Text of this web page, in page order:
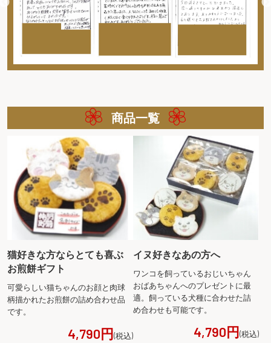
商品一覧
猫好きな方ならとても喜ぶ
お煎餅ギフト
可愛らしい猫ちゃんのお顔と肉球
柄描かれたお煎餅の詰め合わせ品
です。
4,790円(税込)
イヌ好きなあの方へ
ワンコを飼っているおじいちゃん
おばあちゃんへのプレゼントに最
適。飼っている犬種に合わせた詰
め合わせも可能です。
4,790円(税込)